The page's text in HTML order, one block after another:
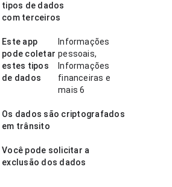
tipos de dados
com terceiros
Este app
pode coletar
estes tipos
de dados
Informações
pessoais,
Informações
financeiras e
mais 6
Os dados são criptografados
em trânsito
Você pode solicitar a
exclusão dos dados